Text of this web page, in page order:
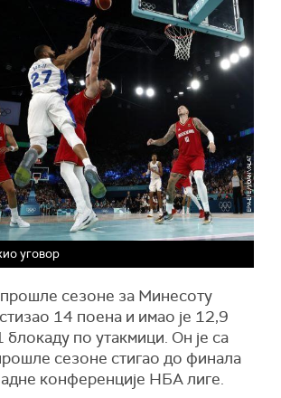
уговор
прошле сезоне за Минесоту
14 поена и имао је 12,9
блокаду по утакмици. Он је са
сезоне стигао до финала
конференције НБА лиге.